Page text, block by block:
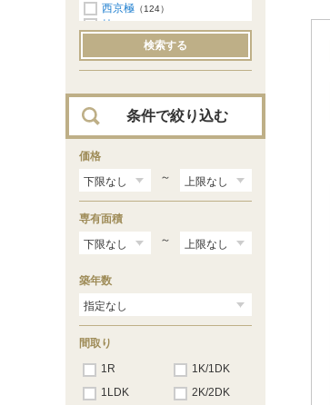
西京極 （124）
桂
（121）
東向日（113）
西向日（100）
西山天王山 （78）
大山崎（16）
検索する
条件で絞り込む
価格
～
専有面積
～
築年数
間取り
1R
1K/1DK
1LDK
2K/2DK